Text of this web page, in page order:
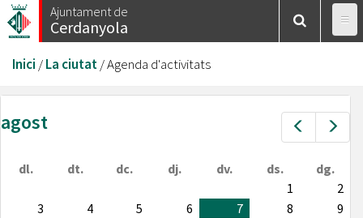
Vés
al
Ajuntament de
Cerdanyola
Esteu
aquí
Inici /La ciutat/Agenda d'activitats
Prev
agost
dl. dt. dc. dj. dv. ds.
dg.
1
2
3
4 5 6 7 8
9